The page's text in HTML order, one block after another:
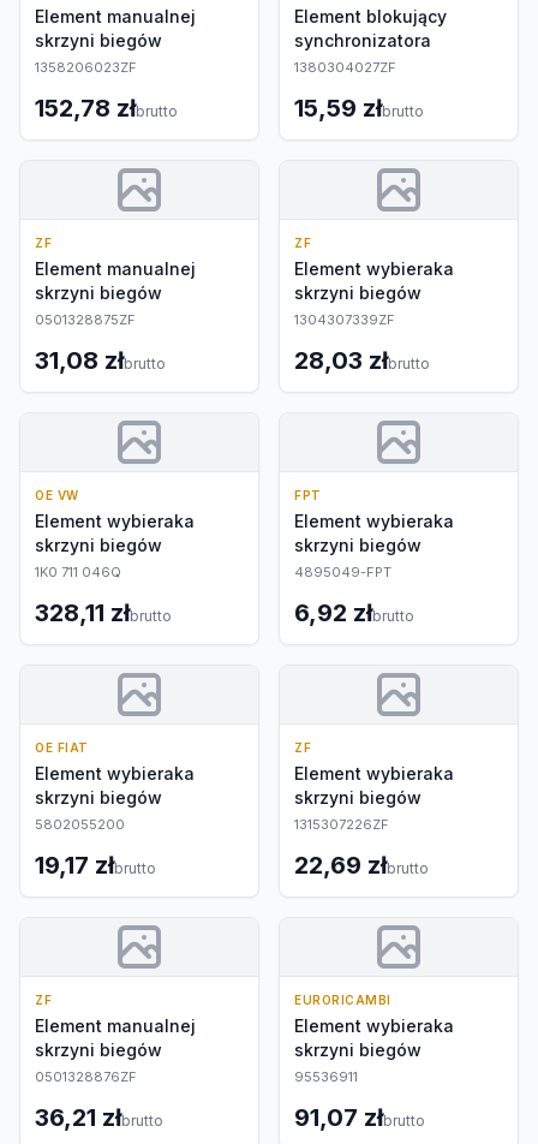
Element manualnej
skrzyni biegów
1358206023ZF
152,78 złbrutto
Element blokujący
synchronizatora
1380304027ZF
15,59 złbrutto
ZF
Element manualnej
skrzyni biegów
0501328875ZF
31,08 złbrutto
ZF
Element wybieraka
skrzyni biegów
1304307339ZF
28,03 złbrutto
OE VW
Element wybieraka
skrzyni biegów
1K0 711 046Q
328,11 złbrutto
FPT
Element wybieraka
skrzyni biegów
4895049-FPT
6,92 złbrutto
OE FIAT
Element wybieraka
skrzyni biegów
5802055200
19,17 złbrutto
ZF
Element wybieraka
skrzyni biegów
1315307226ZF
22,69 złbrutto
ZF
Element manualnej
skrzyni biegów
0501328876ZF
36,21 złbrutto
EURORICAMBI
Element wybieraka
skrzyni biegów
95536911
91,07 złbrutto